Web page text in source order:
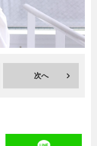
エンタメ
次へ